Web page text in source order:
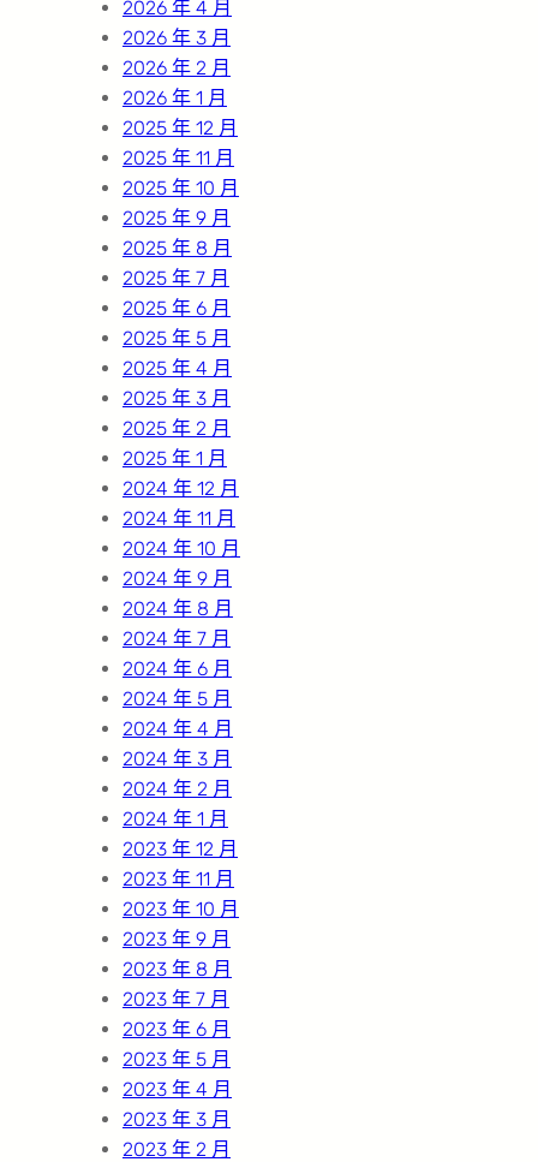
2026 年 4 月
2026 年 3 月
2026 年 2 月
2026 年 1 月
2025 年 12 月
2025 年 11 月
2025 年 10 月
2025 年 9 月
2025 年 8 月
2025 年 7 月
2025 年 6 月
2025 年 5 月
2025 年 4 月
2025 年 3 月
2025 年 2 月
2025 年 1 月
2024 年 12 月
2024 年 11 月
2024 年 10 月
2024 年 9 月
2024 年 8 月
2024 年 7 月
2024 年 6 月
2024 年 5 月
2024 年 4 月
2024 年 3 月
2024 年 2 月
2024 年 1 月
2023 年 12 月
2023 年 11 月
2023 年 10 月
2023 年 9 月
2023 年 8 月
2023 年 7 月
2023 年 6 月
2023 年 5 月
2023 年 4 月
2023 年 3 月
2023 年 2 月